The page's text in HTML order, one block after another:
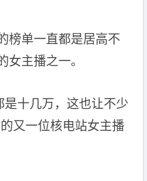
榜单一直都是居高不
女主播之一。
是十几万，这也让不少
又一位核电站女主播